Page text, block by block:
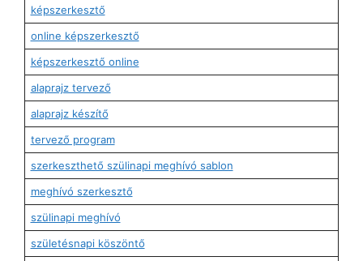
képszerkesztő
online képszerkesztő
képszerkesztő online
alaprajz tervező
alaprajz készítő
tervező program
szerkeszthető szülinapi meghívó sablon
meghívó szerkesztő
szülinapi meghívó
születésnapi köszöntő